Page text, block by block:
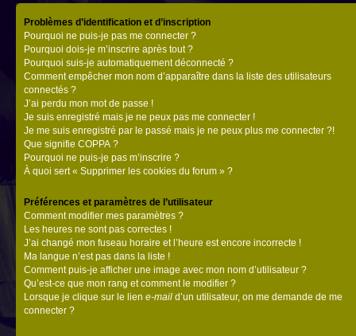
Problèmes d’identification et d’inscription
Pourquoi ne puis-je pas me connecter ?
Pourquoi dois-je m’inscrire après tout ?
Pourquoi suis-je automatiquement déconnecté ?
Comment empêcher mon nom d’apparaître dans la liste des utilisateurs
connectés ?
J’ai perdu mon mot de passe !
Je suis enregistré mais je ne peux pas me connecter !
Je me suis enregistré par le passé mais je ne peux plus me connecter ?!
Que signifie COPPA ?
Pourquoi ne puis-je pas m’inscrire ?
À quoi sert « Supprimer les cookies du forum » ?
Préférences et paramètres de l’utilisateur
Comment modifier mes paramètres ?
Les heures ne sont pas correctes !
J’ai changé mon fuseau horaire et l’heure est encore incorrecte !
Ma langue n’est pas dans la liste !
Comment puis-je afficher une image avec mon nom d’utilisateur ?
Qu’est-ce que mon rang et comment le modifier ?
Lorsque je clique sur le lien e-mail d’un utilisateur, on me demande de me
connecter ?